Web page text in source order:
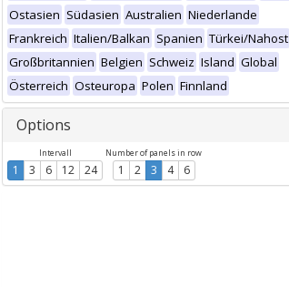
Ostasien Südasien Australien Niederlande
Frankreich Italien/Balkan Spanien Türkei/Nahost
Großbritannien Belgien Schweiz Island Global
Österreich Osteuropa Polen Finnland
Options
Intervall
1 3 6 12 24
Number of panels in row
1 2 3 4 6